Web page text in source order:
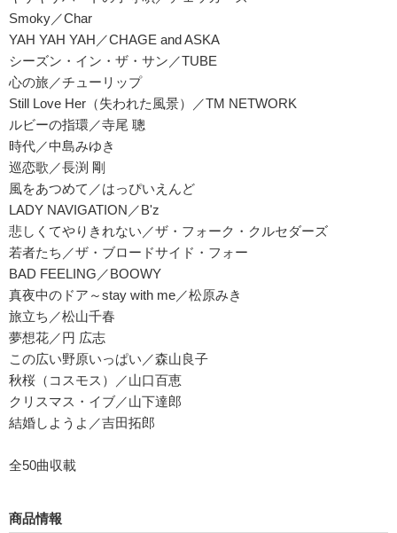
Smoky／Char
YAH YAH YAH／CHAGE and ASKA
シーズン・イン・ザ・サン／TUBE
心の旅／チューリップ
Still Love Her（失われた風景）／TM NETWORK
ルビーの指環／寺尾 聰
時代／中島みゆき
巡恋歌／長渕 剛
風をあつめて／はっぴいえんど
LADY NAVIGATION／B'z
悲しくてやりきれない／ザ・フォーク・クルセダーズ
若者たち／ザ・ブロードサイド・フォー
BAD FEELING／BOOWY
真夜中のドア～stay with me／松原みき
旅立ち／松山千春
夢想花／円 広志
この広い野原いっぱい／森山良子
秋桜（コスモス）／山口百恵
クリスマス・イブ／山下達郎
結婚しようよ／吉田拓郎
全50曲収載
商品情報